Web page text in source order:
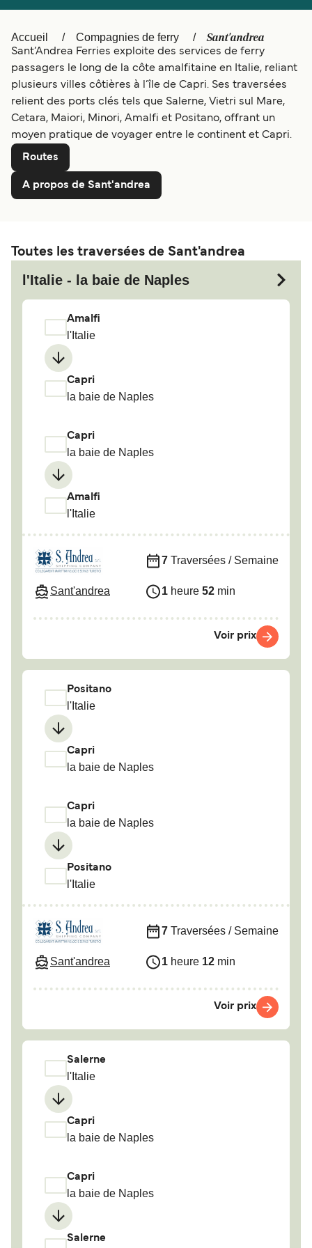
Canada België (NL)
Ελλάδα Polska
Deutschland Schweiz (DE)
Indonesia المغرب
Accueil Compagnies de ferry Sant'andrea
Sant’Andrea Ferries exploite des services de ferry
passagers le long de la côte amalfitaine en Italie, reliant
plusieurs villes côtières à l’île de Capri. Ses traversées
relient des ports clés tels que Salerne, Vietri sul Mare,
Cetara, Maiori, Minori, Amalfi et Positano, offrant un
moyen pratique de voyager entre le continent et Capri.
Routes
A propos de Sant'andrea
Toutes les traversées de Sant'andrea
l'Italie - la baie de Naples
Amalfi
l'Italie
Capri
la baie de Naples
Capri
la baie de Naples
Amalfi
l'Italie
Sant'andrea
7 Traversées / Semaine
1 heure 52 min
Voir prix
Positano
l'Italie
Capri
la baie de Naples
Capri
la baie de Naples
Positano
l'Italie
Sant'andrea
7 Traversées / Semaine
1 heure 12 min
Voir prix
Salerne
l'Italie
Capri
la baie de Naples
Capri
la baie de Naples
Salerne